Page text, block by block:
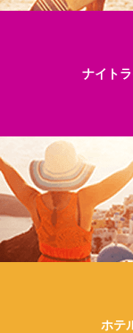
ナイト
ホテ